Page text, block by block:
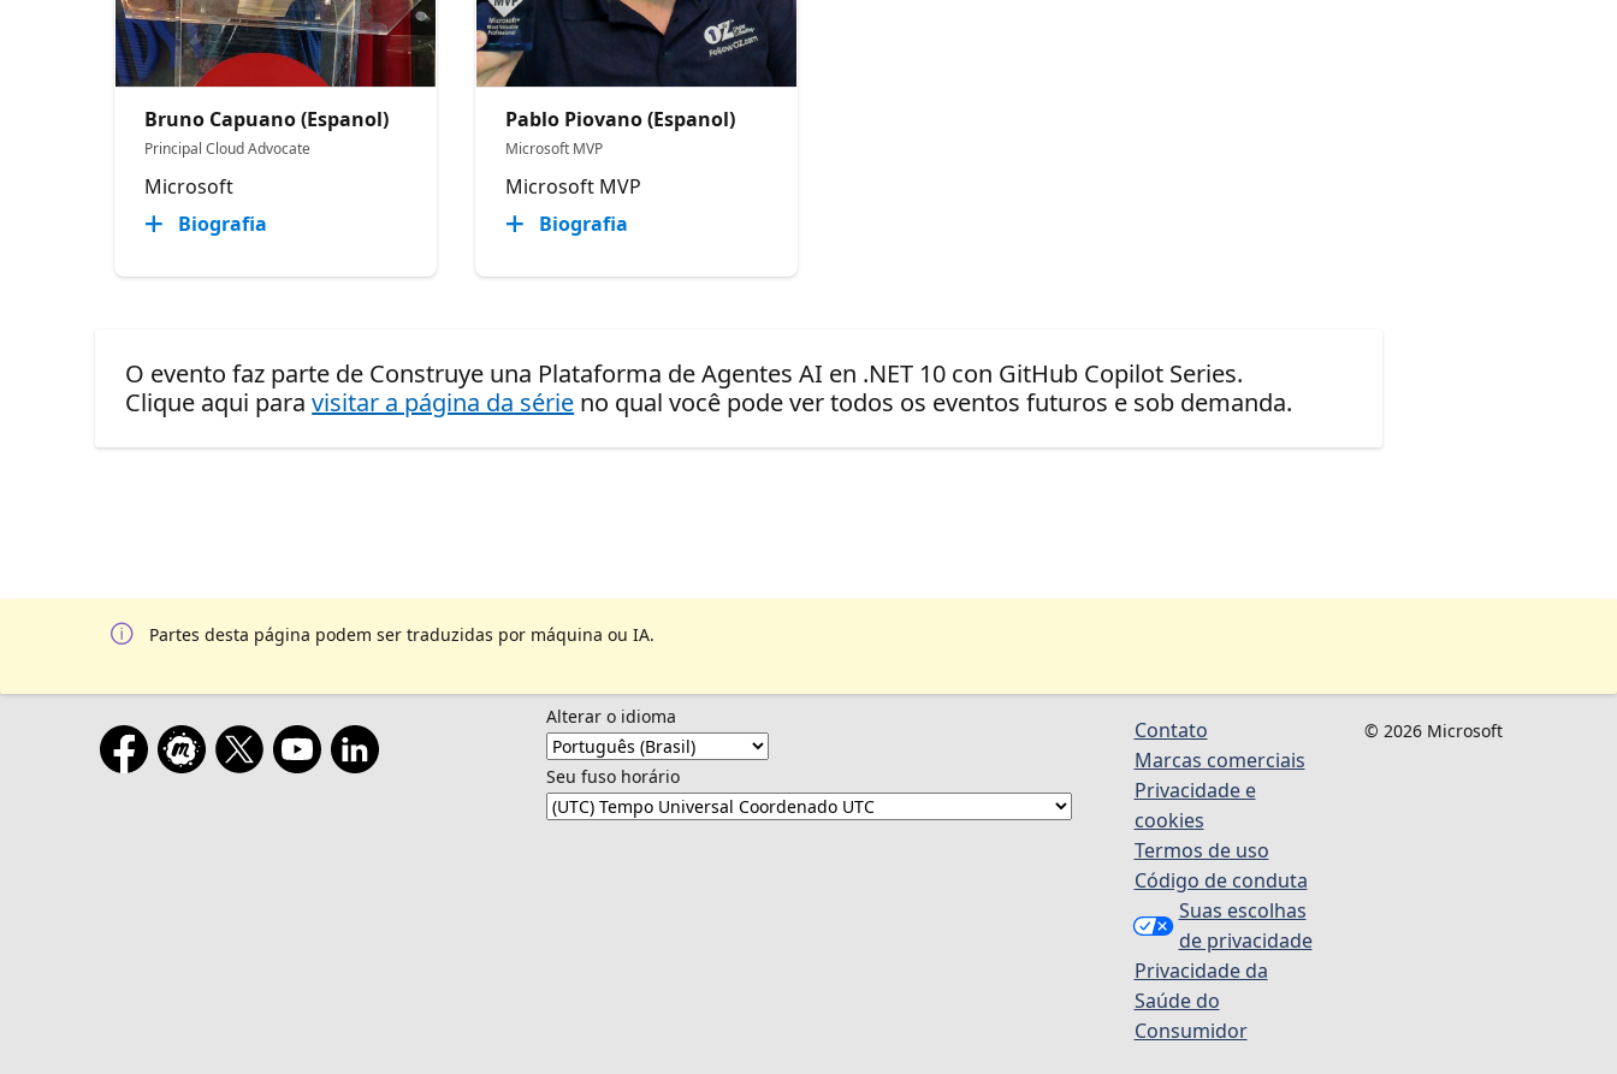
Bruno Capuano (Espanol)
Principal Cloud Advocate
Microsoft
Biografia
Pablo Piovano (Espanol)
Microsoft MVP
Microsoft MVP
Biografia
O evento faz parte de Construye una Plataforma de Agentes AI en .NET 10 con GitHub Copilot Series.
Clique aqui paravisitar a página da série no qual você pode ver todos os eventos futuros e sob demanda.
Partes desta página podem ser traduzidas por máquina ou IA.
Alterar o idioma
Seu fuso horário
Contato
Marcas comerciais
Privacidade e
cookies
Termos de uso
Código de conduta
Suas escolhas
de privacidade
Privacidade da
Saúde do
Consumidor
© 2026 Microsoft